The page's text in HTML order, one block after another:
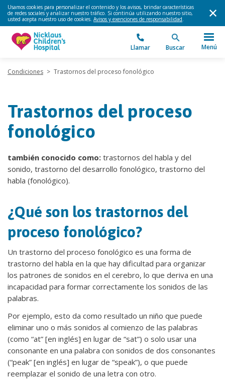
Usamos cookies para personalizar el contenido y los avisos, brindar características
de redes sociales y analizar nuestro tráfico. Si continúa utilizando nuestro sitio,
usted acepta nuestro uso de cookies. Avisos y exenciones de responsabilidad.
Llamar Buscar Menú
Condiciones > Trastornos del proceso fonológico
Trastornos del proceso
fonológico
también conocido como: trastornos del habla y del
sonido, trastorno del desarrollo fonológico, trastorno del
habla (fonológico).
¿Qué son los trastornos del
proceso fonológico?
Un trastorno del proceso fonológico es una forma de
trastorno del habla en la que hay dificultad para organizar
los patrones de sonidos en el cerebro, lo que deriva en una
incapacidad para formar correctamente los sonidos de las
palabras.
Por ejemplo, esto da como resultado un niño que puede
eliminar uno o más sonidos al comienzo de las palabras
(como “at” [en inglés] en lugar de “sat”) o solo usar una
consonante en una palabra con sonidos de dos consonantes
(“peak” [en inglés] en lugar de “speak”), o que puede
reemplazar el sonido de una letra con otro.